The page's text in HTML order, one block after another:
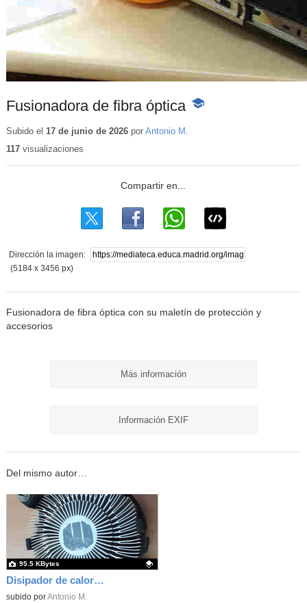
Fusionadora de fibra óptica -
Subido el 17 de junio de 2026por Antonio M.
117visualizaciones
Dirección la imagen:
(5184 x 3456 px)
Fusionadora de fibra óptica con su maletín de protección y
accesorios
Más información
Información EXIF
Del mismo autor…
Disipador de calor para microprocesador i3, i5 e i7
Contenido educativo.
subido porAntonio M.
95.5 KBytes